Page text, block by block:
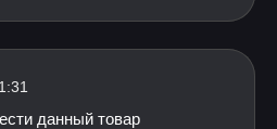
данный товар